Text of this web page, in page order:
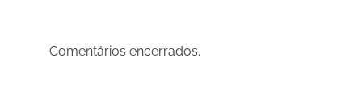
Comentários encerrados.